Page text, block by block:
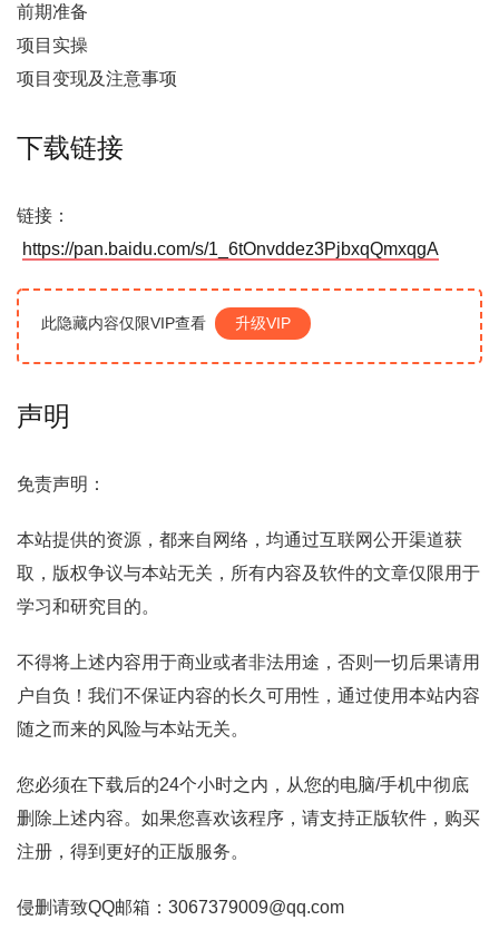
前期准备
项目实操
项目变现及注意事项
下载链接
链接：
https://pan.baidu.com/s/1_6tOnvddez3PjbxqQmxqgA
此隐藏内容仅限VIP查看 升级VIP
声明
免责声明：
本站提供的资源，都来自网络，均通过互联网公开渠道获
取，版权争议与本站无关，所有内容及软件的文章仅限用于
学习和研究目的。
不得将上述内容用于商业或者非法用途，否则一切后果请用
户自负！我们不保证内容的长久可用性，通过使用本站内容
随之而来的风险与本站无关。
您必须在下载后的24个小时之内，从您的电脑/手机中彻底
删除上述内容。如果您喜欢该程序，请支持正版软件，购买
注册，得到更好的正版服务。
侵删请致QQ邮箱：3067379009@qq.com